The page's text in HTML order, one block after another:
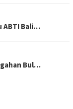
ABTI Bali…
Bul…